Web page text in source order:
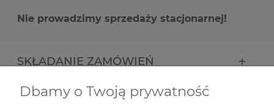
Nie prowadzimy sprzedaży stacjonarnej!
SKŁADANIE ZAMÓWIEŃ
INFORMACJE
Dbamy o Twoją prywatność